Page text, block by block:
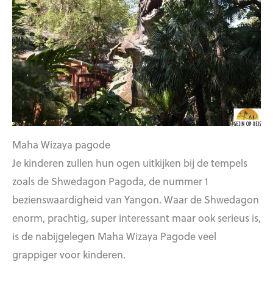
Maha Wizaya pagode
Je kinderen zullen hun ogen uitkijken bij de tempels
zoals de Shwedagon Pagoda, de nummer 1
bezienswaardigheid van Yangon. Waar de Shwedagon
enorm, prachtig, super interessant maar ook serieus is,
is de nabijgelegen Maha Wizaya Pagode veel
grappiger voor kinderen.